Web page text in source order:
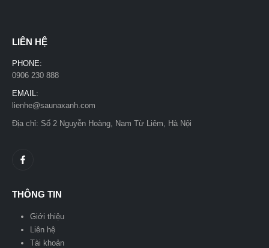
LIÊN HỆ
PHONE:
0906 230 888
EMAIL:
lienhe@saunaxanh.com
Địa chỉ: Số 2 Nguyễn Hoàng, Nam Từ Liêm, Hà Nội
THÔNG TIN
Giới thiệu
Liên hệ
Tài khoản